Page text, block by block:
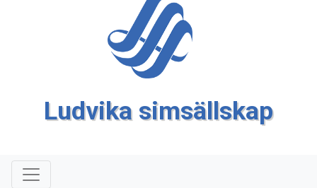
Ludvika simsällskap